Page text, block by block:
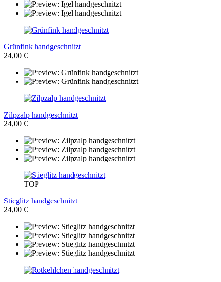
Grünfink handgeschnitzt
24,00 €
Zilpzalp handgeschnitzt
24,00 €
TOP
Stieglitz handgeschnitzt
24,00 €